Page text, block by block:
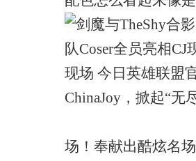
现场 今日英雄联盟
ChinaJoy，掀起“无
场！奉献出酷炫名